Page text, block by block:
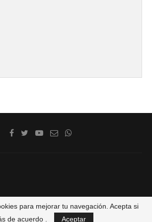
para mejorar tu navegación. Acepta si
de acuerdo .
Aceptar